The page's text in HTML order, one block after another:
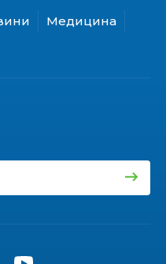
бере участь у
Медицина